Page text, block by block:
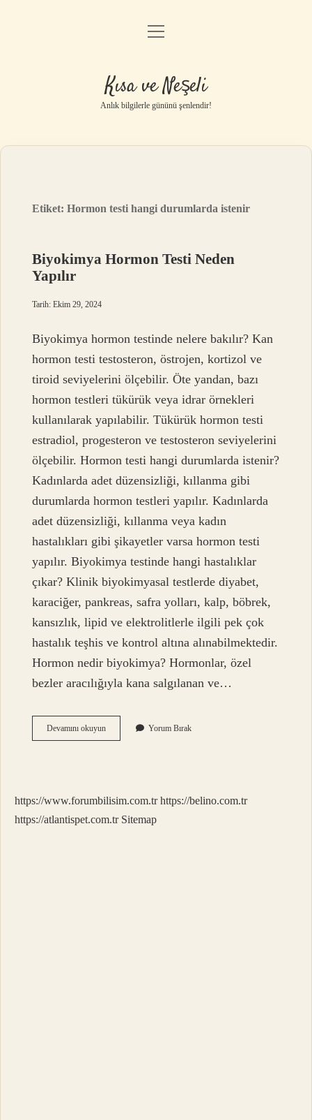
Anasayfa
Yasal Uyarı
menüyü
Kısa ve Neşeli
Anlık bilgilerle gününü şenlendir!
Etiket:Hormon testi hangi durumlarda istenir
Biyokimya Hormon Testi Neden
Yapılır
Tarih: Ekim 29, 2024
Biyokimya hormon testinde nelere bakılır? Kan
hormon testi testosteron, östrojen, kortizol ve
tiroid seviyelerini ölçebilir. Öte yandan, bazı
hormon testleri tükürük veya idrar örnekleri
kullanılarak yapılabilir. Tükürük hormon testi
estradiol, progesteron ve testosteron seviyelerini
ölçebilir. Hormon testi hangi durumlarda istenir?
Kadınlarda adet düzensizliği, kıllanma gibi
durumlarda hormon testleri yapılır. Kadınlarda
adet düzensizliği, kıllanma veya kadın
hastalıkları gibi şikayetler varsa hormon testi
yapılır. Biyokimya testinde hangi hastalıklar
çıkar? Klinik biyokimyasal testlerde diyabet,
karaciğer, pankreas, safra yolları, kalp, böbrek,
kansızlık, lipid ve elektrolitlerle ilgili pek çok
hastalık teşhis ve kontrol altına alınabilmektedir.
Hormon nedir biyokimya? Hormonlar, özel
bezler aracılığıyla kana salgılanan ve…
Devamını okuyunBiyokimya
Hormon
Yorum Bırak
https://www.forumbilisim.com.tr https://belino.com.tr
https://atlantispet.com.tr Sitemap